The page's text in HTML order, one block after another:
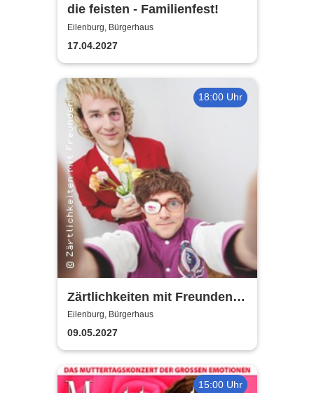
die feisten - Familienfest!
Eilenburg, Bürgerhaus
17.04.2027
18:00 Uhr
Zärtlichkeiten mit Freunden -
Rico Rohs und das Ines
Fleiwa Quartett
Eilenburg, Bürgerhaus
09.05.2027
15:00 Uhr